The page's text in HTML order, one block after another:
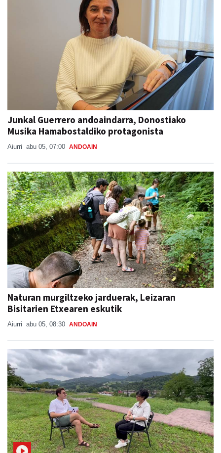
Junkal Guerrero andoaindarra, Donostiako
Musika Hamabostaldiko protagonista
Aiurri abu 05, 07:00 ANDOAIN
Naturan murgiltzeko jarduerak, Leizaran
Bisitarien Etxearen eskutik
Aiurri abu 05, 08:30 ANDOAIN